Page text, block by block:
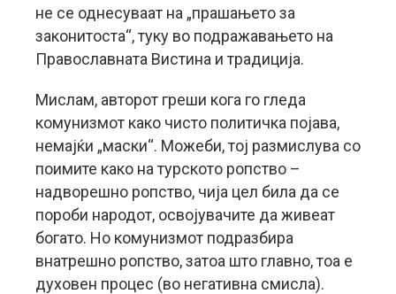
не се однесуваат на „прашањето за
законитоста“, туку во подражавањето на
Православната Вистина и традиција.
Мислам, авторот греши кога го гледа
комунизмот како чисто политичка појава,
немајќи „маски“. Можеби, тој размислува со
поимите како на турското ропство –
надворешно ропство, чија цел била да се
пороби народот, освојувачите да живеат
богато. Но комунизмот подразбира
внатрешно ропство, затоа што главно, тоа е
духовен процес (во негативна смисла).